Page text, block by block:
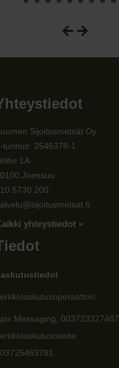
Sijoitusmetsät Oy
tunnus: 2546378-1
1A
Joensuu
5730 200
yhteystiedot »
Messaging, 003723327487